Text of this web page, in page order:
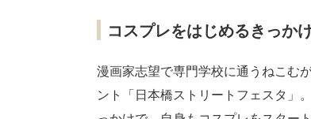
コスプレをはじめるきっか
漫画家志望で専門学校に通うねこむ
ント「日本橋ストリートフェスタ」